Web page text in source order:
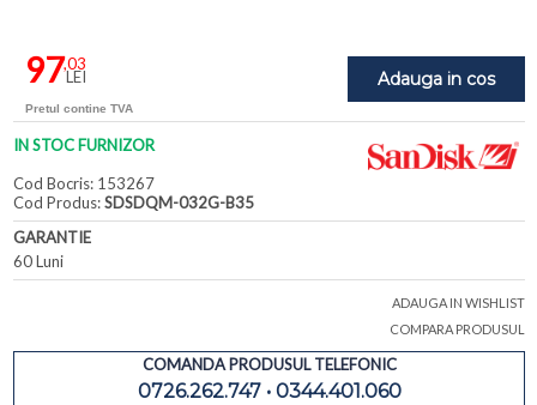
Adauga in cos
97,03
LEI
Pretul contine TVA
IN STOC FURNIZOR
Cod Bocris: 153267
Cod Produs:SDSDQM-032G-B35
GARANTIE
60 Luni
ADAUGA IN WISHLIST
COMPARA PRODUSUL
COMANDA PRODUSUL TELEFONIC
0726.262.747 • 0344.401.060